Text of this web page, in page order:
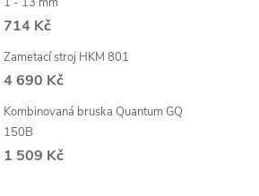
714 Kč
Zametací stroj HKM 801
4 690 Kč
Kombinovaná bruska Quantum GQ
150B
1 509 Kč